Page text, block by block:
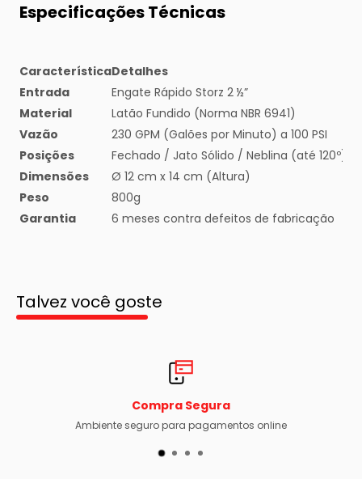
Especificações Técnicas
CaracterísticaDetalhes
Entrada
Engate Rápido Storz 2 ½”
Material
Latão Fundido (Norma NBR 6941)
Vazão
230 GPM (Galões por Minuto) a 100 PSI
Posições
Fechado / Jato Sólido / Neblina (até 120º)
Dimensões
Ø 12 cm x 14 cm (Altura)
Peso
800g
Garantia
6 meses contra defeitos de fabricação
Talvez você goste
Compra Segura
Ambiente seguro para pagamentos online